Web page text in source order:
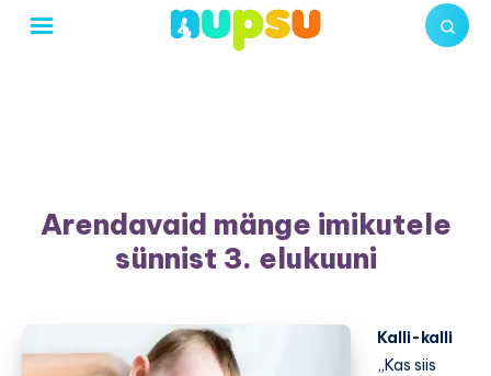
Arendavaid mänge imikutele
sünnist 3. elukuuni
Kalli-kalli
„Kas siis